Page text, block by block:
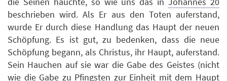
beschrieben wird. Als Er aus den Toten auferstand,
wurde Er durch diese Handlung das Haupt der neuen
Schöpfung. Es ist gut, zu bedenken, dass die neue
Schöpfung begann, als Christus, ihr Haupt, auferstand.
Sein Hauchen auf sie war die Gabe des Geistes (nicht
wie die Gabe zu Pfingsten zur Einheit mit dem Haupt